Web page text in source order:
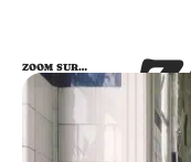
ZOOM SUR…